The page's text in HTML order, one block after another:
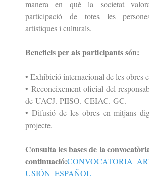
manera en què la societat
participació de totes les
artístiques i culturals.
Beneficis per als participants són:
• Exhibició internacional de les obres
• Reconeixement oficial del
de UACJ. PIISO. CEIAC. GC.
• Difusió de les obres en mitjans
projecte.
Consulta les bases de la
continuació:
USIÓN_ESPAÑOL